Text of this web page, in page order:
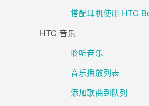
搭配耳机使用 HTC
HTC 音乐
聆听音乐
音乐播放列表
添加歌曲到队列